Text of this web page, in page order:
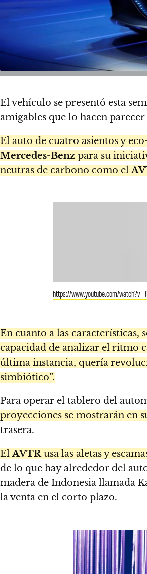
El vehículo se presentó esta
amigables que lo hacen
El auto de cuatro asientos y
Mercedes-Benz para su
neutras de carbono como el
https://www.youtube.com/
En cuanto a las características,
capacidad de analizar el ritmo
última instancia, quería
simbiótico”.
Para operar el tablero del
proyecciones se mostrarán en
trasera.
ElAVTRusa las aletas y
de lo que hay alrededor del
madera de Indonesia llamada
la venta en el corto plazo.